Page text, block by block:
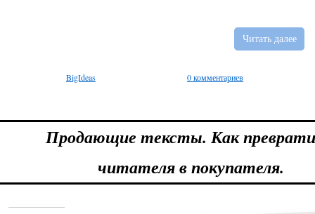
Читать далее
BigIdeas 0 комментариев
Продающие тексты. Как
читателя в покупателя.